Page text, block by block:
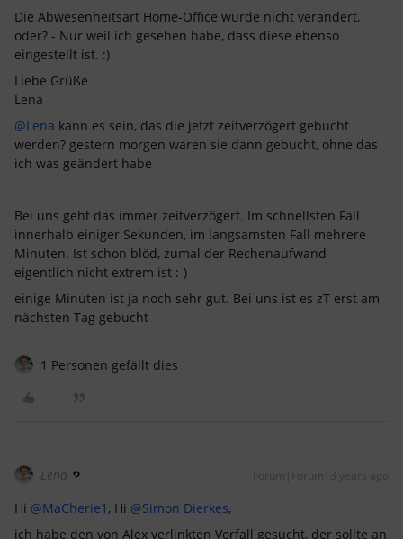
Die Abwesenheitsart Home-Office wurde nicht verändert,
oder? - Nur weil ich gesehen habe, dass diese ebenso
eingestellt ist. :)
Liebe Grüße
Lena
@Lena kann es sein, das die jetzt zeitverzögert gebucht
werden? gestern morgen waren sie dann gebucht, ohne das
ich was geändert habe
Bei uns geht das immer zeitverzögert. Im schnellsten Fall
innerhalb einiger Sekunden, im langsamsten Fall mehrere
Minuten. Ist schon blöd, zumal der Rechenaufwand
eigentlich nicht extrem ist :-)
einige Minuten ist ja noch sehr gut. Bei uns ist es zT erst am
nächsten Tag gebucht
1 Personen gefällt dies
Lena Forum|Forum|3 years ago
Hi @MaCherie1 , Hi @Simon Dierkes,
ich habe den von Alex verlinkten Vorfall gesucht, der sollte an